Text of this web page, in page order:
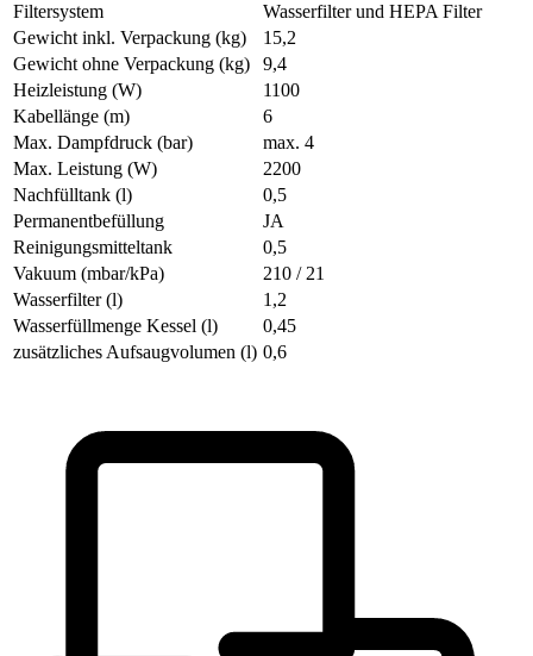
Filtersystem
Wasserfilter und HEPA Filter
Gewicht inkl. Verpackung (kg)
15,2
Gewicht ohne Verpackung (kg)
9,4
Heizleistung (W)
1100
Kabellänge (m)
6
Max. Dampfdruck (bar)
max. 4
Max. Leistung (W)
2200
Nachfülltank (l)
0,5
Permanentbefüllung
JA
Reinigungsmitteltank
0,5
Vakuum (mbar/kPa)
210 / 21
Wasserfilter (l)
1,2
Wasserfüllmenge Kessel (l)
0,45
zusätzliches Aufsaugvolumen (l) 0,6